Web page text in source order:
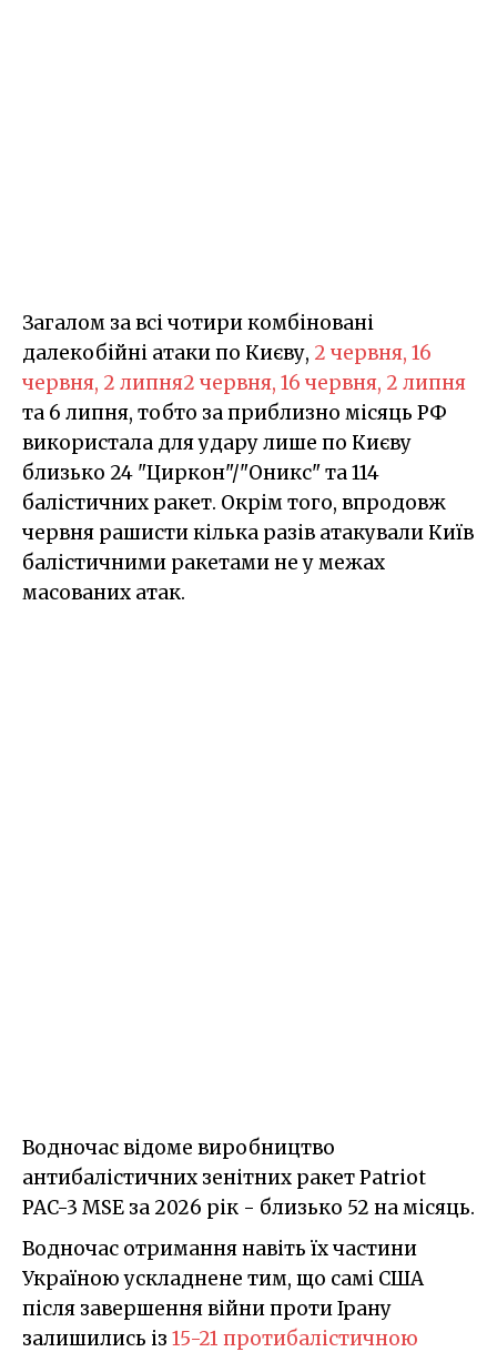
Загалом за всі чотири комбіновані
далекобійні атаки по Києву, 2 червня, 16
червня, 2 липня2 червня, 16 червня, 2 липня
та 6 липня, тобто за приблизно місяць РФ
використала для удару лише по Києву
близько 24 "Циркон"/"Оникс" та 114
балістичних ракет. Окрім того, впродовж
червня рашисти кілька разів атакували Київ
балістичними ракетами не у межах
масованих атак.
Водночас відоме виробництво
антибалістичних зенітних ракет Patriot
PAC-3 MSE за 2026 рік - близько 52 на місяць.
Водночас отримання навіть їх частини
Україною ускладнене тим, що самі США
після завершення війни проти Ірану
залишились із 15-21 протибалістичною